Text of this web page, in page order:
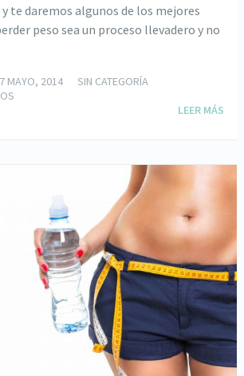
te daremos algunos de los mejores
peso sea un proceso llevadero y no
7 MAYO, 2014
SIN CATEGORÍA
LEER MÁS